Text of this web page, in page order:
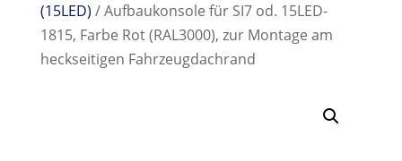
(15LED) / Aufbaukonsole für SI7 od. 15LED-
1815, Farbe Rot (RAL3000), zur Montage am
heckseitigen Fahrzeugdachrand